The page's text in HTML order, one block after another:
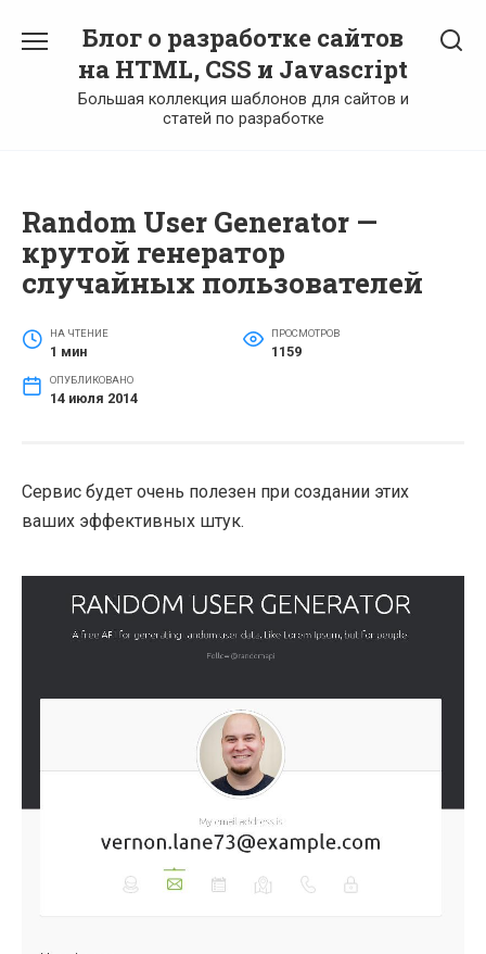
содержанию
Блог о разработке сайтов
на HTML, CSS и Javascript
Большая коллекция шаблонов для сайтов и
статей по разработке
Random User Generator —
крутой генератор
случайных пользователей
НА ЧТЕНИЕ
1 мин
ПРОСМОТРОВ
1159
ОПУБЛИКОВАНО
14 июля 2014
Сервис будет очень полезен при создании этих
ваших эффективных штук.